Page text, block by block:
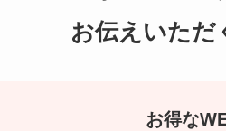
お伝えいただ
お得な